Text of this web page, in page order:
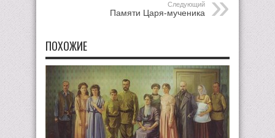
Следующий
Памяти Царя-мученика
ПОХОЖИЕ